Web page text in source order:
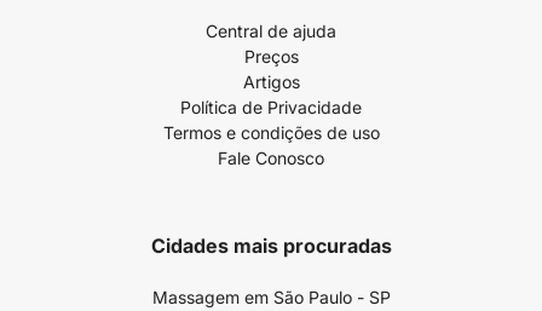
Central de ajuda
Preços
Artigos
Política de Privacidade
Termos e condições de uso
Fale Conosco
Cidades mais procuradas
Massagem em São Paulo - SP